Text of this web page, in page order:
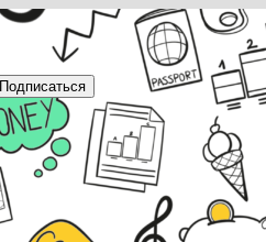
Подписаться